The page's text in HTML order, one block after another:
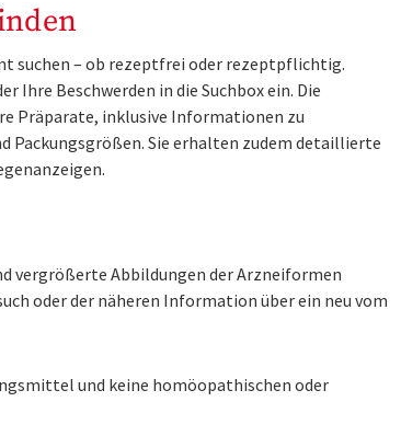
suchen – ob rezeptfrei oder rezeptpflichtig.
Ihre Beschwerden in die Suchbox ein. Die
Präparate, inklusive Informationen zu
Packungsgrößen. Sie erhalten zudem detaillierte
vergrößerte Abbildungen der Arzneiformen
oder der näheren Information über ein neu vom
und keine homöopathischen oder